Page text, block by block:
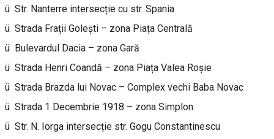
ü Str. Nanterre intersecție cu str. Spania
ü Strada Frații Golești – zona Piața Centrală
ü Bulevardul Dacia – zona Gară
ü Strada Henri Coandă – zona Piața Valea Roșie
ü Strada Brazda lui Novac – Complex vechi Baba Novac
ü Strada 1 Decembrie 1918 – zona Simplon
ü Str. N. Iorga intersecție str. Gogu Constantinescu